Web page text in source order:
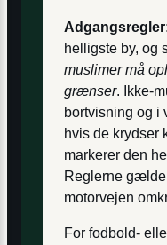
helligste by, og
muslimer må
grænser. Ikke-
bortvisning og i
hvis de krydser
markerer den
Reglerne
motorvejen
For fodbold-